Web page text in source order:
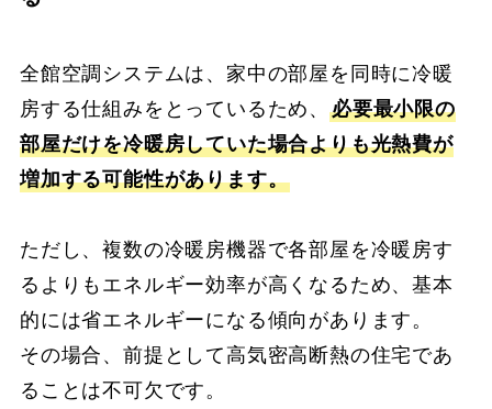
全館空調システムは、家中の部屋を同時に冷暖
房する仕組みをとっているため、必要最小限の
部屋だけを冷暖房していた場合よりも光熱費が
増加する可能性があります。
ただし、複数の冷暖房機器で各部屋を冷暖房す
るよりもエネルギー効率が高くなるため、基本
的には省エネルギーになる傾向があります。
その場合、前提として高気密高断熱の住宅であ
ることは不可欠です。